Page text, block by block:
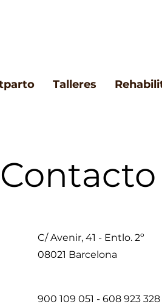
Talleres
Contacto
C/ Avenir, 41 - Entlo. 2º
08021 Barcelona
900 109 051 - 608 923 328